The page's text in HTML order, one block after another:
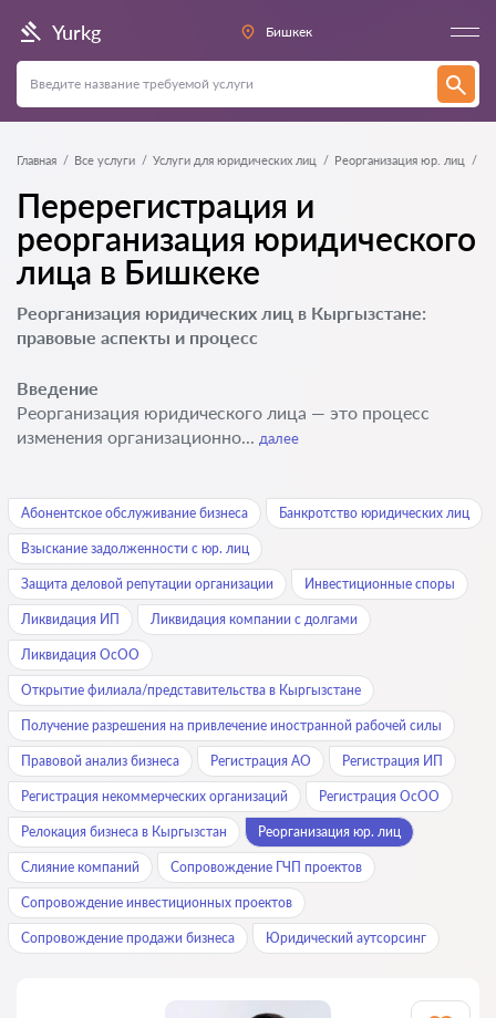
Yurkg Бишкек
Главная Все услуги Услуги для юридических лиц Реорганизация юр. лиц
Перерегистрация и
реорганизация юридического
лица в Бишкеке
Реорганизация юридических лиц в Кыргызстане:
правовые аспекты и процесс
Введение
Реорганизация юридического лица — это процесс
изменения организационно... далее
Абонентское обслуживание бизнеса Банкротство юридических лиц
Взыскание задолженности с юр. лиц
Защита деловой репутации организации Инвестиционные споры
Ликвидация ИП Ликвидация компании с долгами
Ликвидация ОсОО
Открытие филиала/представительства в Кыргызстане
Получение разрешения на привлечение иностранной рабочей силы
Правовой анализ бизнеса Регистрация АО Регистрация ИП
Регистрация некоммерческих организаций Регистрация ОсОО
Релокация бизнеса в Кыргызстан Реорганизация юр. лиц
Слияние компаний Сопровождение ГЧП проектов
Сопровождение инвестиционных проектов
Сопровождение продажи бизнеса Юридический аутсорсинг